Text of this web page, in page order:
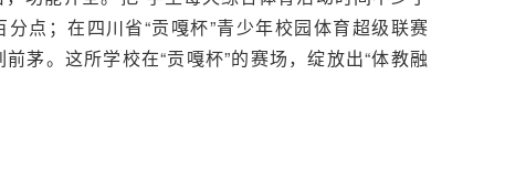
点；在四川省“贡嘎杯”青少年校园体育超级联赛
茅。这所学校在“贡嘎杯”的赛场，绽放出“体教融